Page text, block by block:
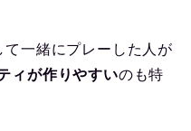
一緒にプレーした人が
ィが作りやすいのも特